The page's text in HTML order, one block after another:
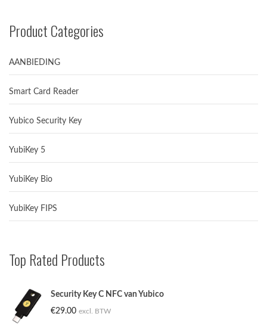
Product Categories
AANBIEDING
Smart Card Reader
Yubico Security Key
YubiKey 5
YubiKey Bio
YubiKey FIPS
Top Rated Products
Security Key C NFC van Yubico
€29.00 excl. BTW